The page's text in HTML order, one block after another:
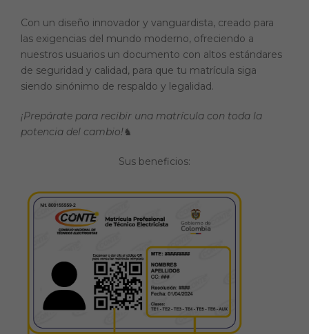
Con un diseño innovador y vanguardista, creado para
las exigencias del mundo moderno, ofreciendo a
nuestros usuarios un documento con altos estándares
de seguridad y calidad, para que tu matrícula siga
siendo sinónimo de respaldo y legalidad.
¡Prepárate para recibir una matrícula con toda la
potencia del cambio!♞
Sus beneficios: